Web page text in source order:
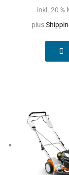
inkl. 20 %
plus